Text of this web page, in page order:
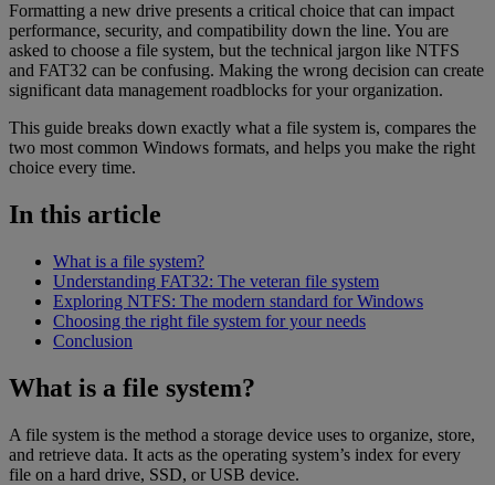
Formatting a new drive presents a critical choice that can impact
performance, security, and compatibility down the line. You are
asked to choose a file system, but the technical jargon like NTFS
and FAT32 can be confusing. Making the wrong decision can create
significant data management roadblocks for your organization.
This guide breaks down exactly what a file system is, compares the
two most common Windows formats, and helps you make the right
choice every time.
In this article
What is a file system?
Understanding FAT32: The veteran file system
Exploring NTFS: The modern standard for Windows
Choosing the right file system for your needs
Conclusion
What is a file system?
A file system is the method a storage device uses to organize, store,
and retrieve data. It acts as the operating system’s index for every
file on a hard drive, SSD, or USB device.